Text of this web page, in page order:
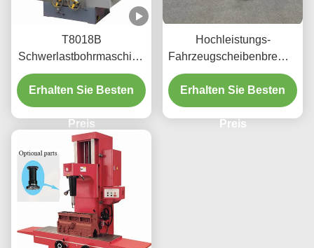
T8018B
Schwerlastbohrmaschine
3.3/4kw mit einfach zu
bedienender Schnittstelle
Erhalten Sie Besten
Preis
Hochleistungs-
220v/110v für die
Werkstatt T2009
Erhalten Sie Besten
Preis